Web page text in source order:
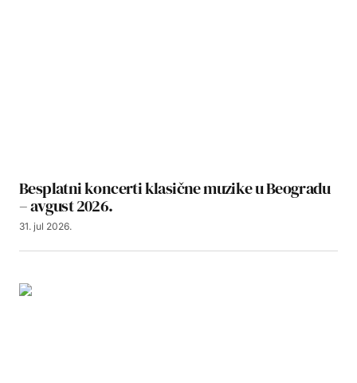
Besplatni koncerti klasične muzike u Beogradu
– avgust 2026.
31. jul 2026.